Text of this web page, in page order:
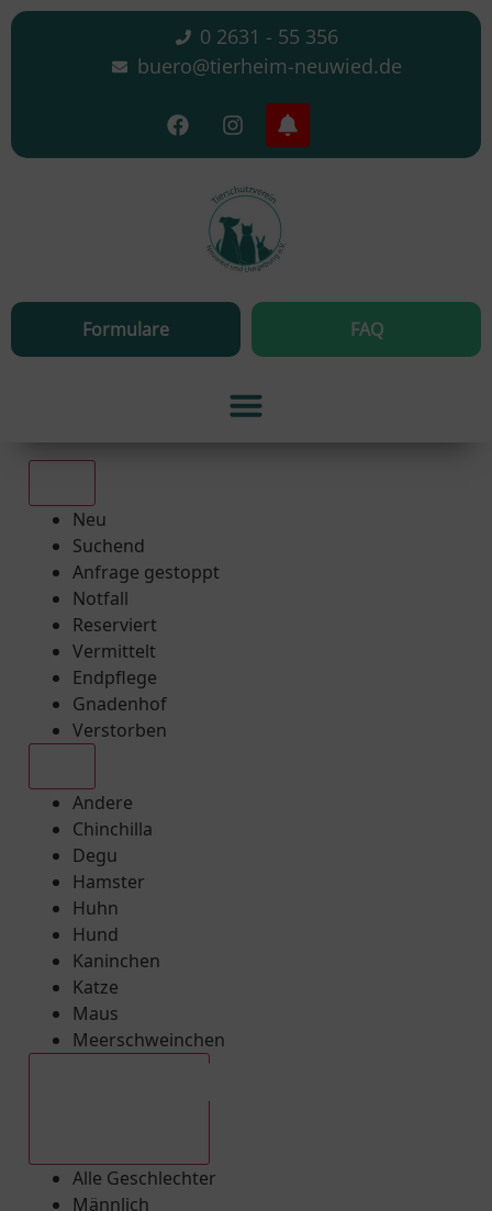
0 2631 - 55 356
buero@tierheim-neuwied.de
Formulare FAQ
Neu
Suchend
Anfrage gestoppt
Notfall
Reserviert
Vermittelt
Endpflege
Gnadenhof
Verstorben
Andere
Chinchilla
Degu
Hamster
Huhn
Hund
Kaninchen
Katze
Maus
Meerschweinchen
Alle Geschlechter
Männlich